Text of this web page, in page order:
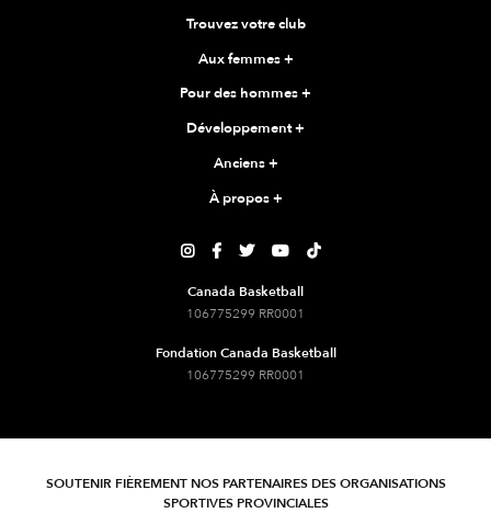
Trouvez votre club
Aux femmes+
Pour des hommes+
Développement+
Anciens+
À propos+
    
Canada Basketball
106775299 RR0001
Fondation Canada Basketball
106775299 RR0001
SOUTENIR FIÈREMENT NOS PARTENAIRES DES ORGANISATIONS
SPORTIVES PROVINCIALES